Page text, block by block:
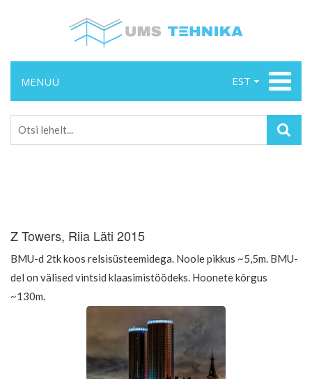
EST
MENÜÜ
Z Towers, Riia Läti 2015
BMU-d 2tk koos relsisüsteemidega. Noole pikkus ~5,5m. BMU-
del on välised vintsid klaasimistöödeks. Hoonete kõrgus
~130m.